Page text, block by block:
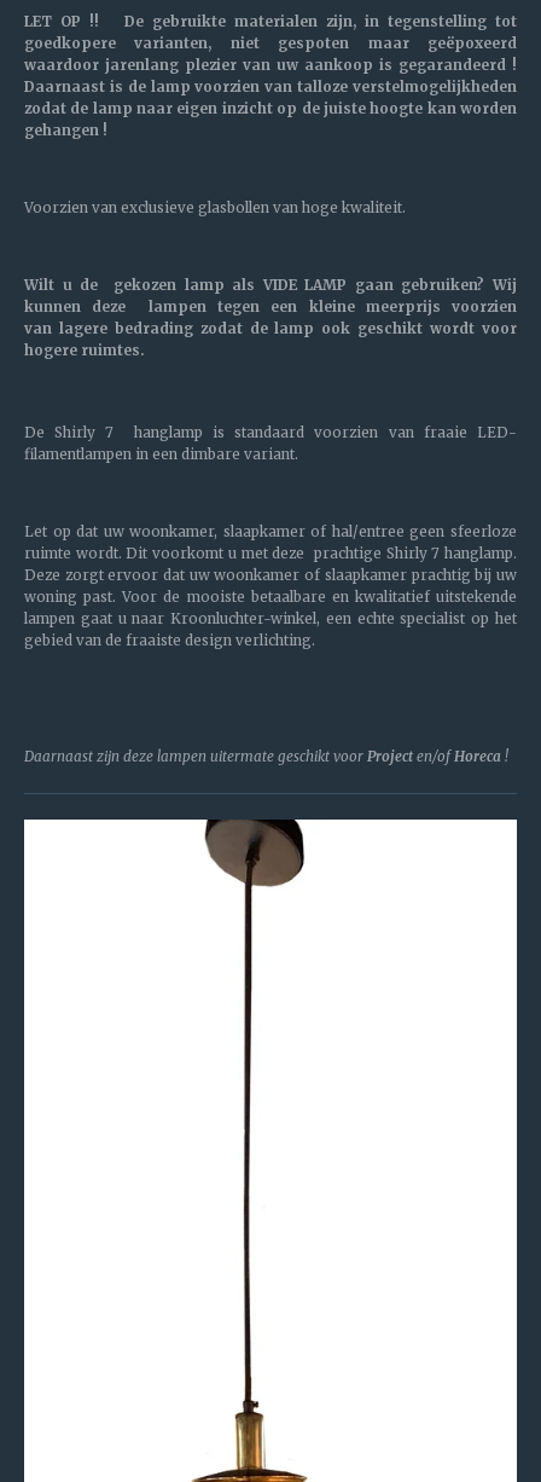
LET OP !! De gebruikte materialen zijn, in tegenstelling tot
goedkopere varianten, niet gespoten maar geëpoxeerd
waardoor jarenlang plezier van uw aankoop is gegarandeerd !
Daarnaast is de lamp voorzien van talloze verstelmogelijkheden
zodat de lamp naar eigen inzicht op de juiste hoogte kan worden
gehangen !
Voorzien van exclusieve glasbollen van hoge kwaliteit.
Wilt u de gekozen lamp als VIDE LAMP gaan gebruiken? Wij
kunnen deze lampen tegen een kleine meerprijs voorzien
van lagere bedrading zodat de lamp ook geschikt wordt voor
hogere ruimtes.
De Shirly 7 hanglamp is standaard voorzien van fraaie LED-
filamentlampen in een dimbare variant.
Let op dat uw woonkamer, slaapkamer of hal/entree geen sfeerloze
ruimte wordt. Dit voorkomt u met deze prachtige Shirly 7 hanglamp.
Deze zorgt ervoor dat uw woonkamer of slaapkamer prachtig bij uw
woning past. Voor de mooiste betaalbare en kwalitatief uitstekende
lampen gaat u naar Kroonluchter-winkel, een echte specialist op het
gebied van de fraaiste design verlichting.
Daarnaast zijn deze lampen uitermate geschikt voor Project en/of Horeca !